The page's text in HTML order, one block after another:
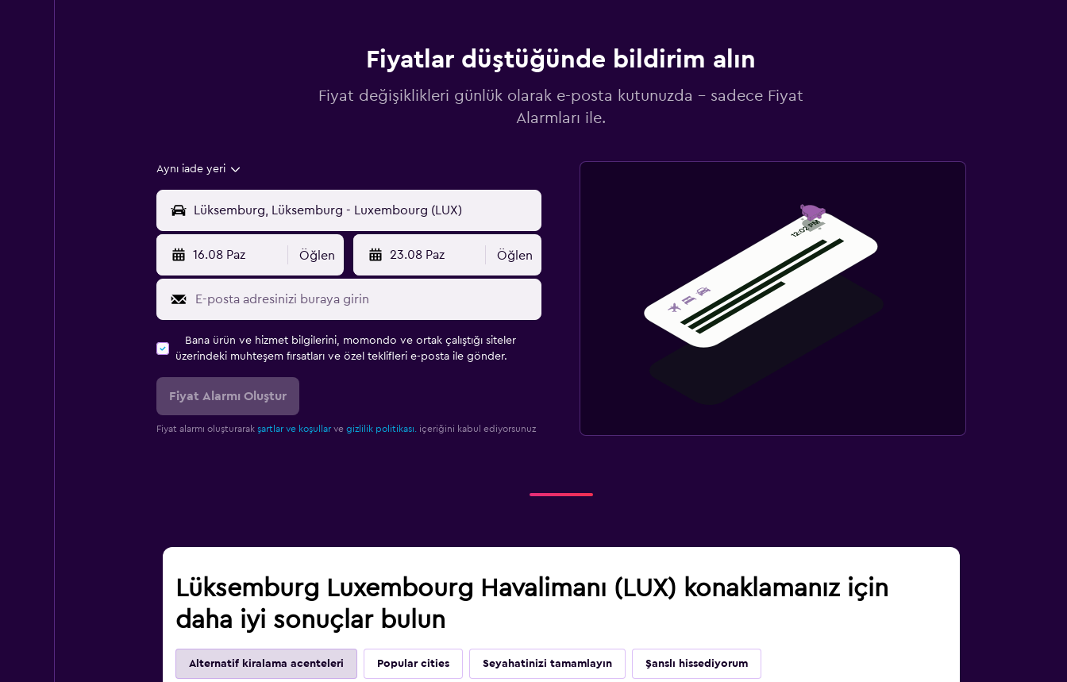
Fiyatlar düştüğünde bildirim alın
Fiyat değişiklikleri günlük olarak e-posta kutunuzda - sadece Fiyat
Alarmları ile.
Aynı iade yeri
16.08 Paz Öğlen 23.08 Paz Öğlen
Bana ürün ve hizmet bilgilerini, momondo ve ortak çalıştığı siteler
üzerindeki muhteşem fırsatları ve özel teklifleri e-posta ile gönder.
Fiyat Alarmı Oluştur
Fiyat alarmı oluşturarak şartlar ve koşullarve gizlilik politikası. içeriğini kabul ediyorsunuz
Lüksemburg Luxembourg Havalimanı (LUX) konaklamanız için
daha iyi sonuçlar bulun
Alternatif kiralama acenteleri Popular cities Seyahatinizi tamamlayın Şanslı hissediyorum